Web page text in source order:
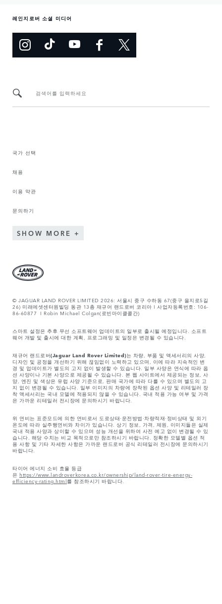
레인지로버 소셜 미디어
검색어를 입력하세요
국가 선택
채용
이용 약관
문의하기
SHOW MORE
© JAGUAR LAND ROVER LIMITED 2026: 서울시 중구 수하동 67(중구 을지로5길
26) 미래에셋센터원빌딩 동관 13층 재규어 랜드로버 코리아 I 사업자등록번호: 106-
86-60877 I Robin Michael Colgan(로빈마이클콜간)
스마트 설정은 추후 무선 소프트웨어 업데이트의 일부로 출시될 예정입니다. 소프트
웨어 개발 및 출시에 대한 계획, 프로그래밍 및 일정은 변경될 수 있습니다.
재규어 랜드로버(Jaguar Land Rover Limited)는 차량, 부품 및 액세서리의 사양,
디자인 및 공정을 개선하기 위해 끊임없이 노력하고 있으며, 이에 따라 지속적인 변
경 및 업데이트가 별도의 고지 없이 발생할 수 있습니다. 일부 사양은 연식에 따라 옵
션 사양이나 기본 사양으로 제공될 수 있습니다. 본 웹 사이트에서 제공되는 정보, 사
양, 엔진 및 색상은 유럽 사양 기준으로, 판매 국가에 따라 다를 수 있으며 별도의 고
지 없이 변경될 수 있습니다. 일부 이미지의 차량에 장착된 옵션 사양 및 리테일러 장
착 액세서리는 국내 모델에 적용되지 않을 수 있습니다. 국내 적용 가능 여부 및 가격
은 가까운 리테일러 전시장에 문의하시기 바랍니다.
위 연비는 표준모드에 의한 연비로서 도로상태·운전방법·차량적재·정비상태 및 외기
온도에 따라 실주행연비와 차이가 있습니다. 상기 정보, 가격, 제원, 이미지들은 실제
국내 적용 사양과 상이할 수 있으며 성능 개선을 위하여 사전 예고 없이 변경될 수 있
습니다. 해당 수치는 비교 목적으로만 참조하시기 바랍니다. 정확한 모델별 옵션 적
용 사항 및 기타 자세한 사항은 가까운 랜드로버 공식 리테일러 전시장에 문의하시기
바랍니다.
타이어 에너지 소비 효율 등급
은 https://www.landroverkorea.co.kr/ownership/land-rover-tire-energy-
efficiency-rating.html를 참조하시기 바랍니다.